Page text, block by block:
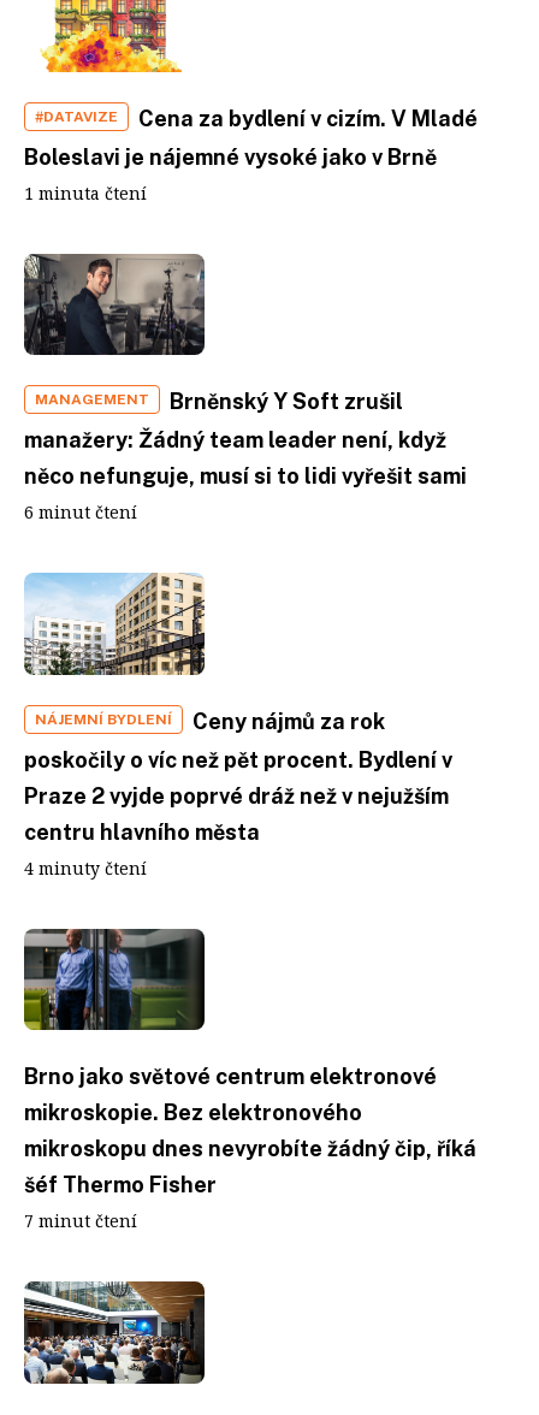
#DATAVIZE
Cena za bydlení v cizím. V Mladé
Boleslavi je nájemné vysoké jako v Brně
1 minuta čtení
MANAGEMENT
Brněnský Y Soft zrušil
manažery: Žádný team leader není, když
něco nefunguje, musí si to lidi vyřešit sami
6 minut čtení
NÁJEMNÍ BYDLENÍ
Ceny nájmů za rok
poskočily o víc než pět procent. Bydlení v
Praze 2 vyjde poprvé dráž než v nejužším
centru hlavního města
4 minuty čtení
Brno jako světové centrum elektronové
mikroskopie. Bez elektronového
mikroskopu dnes nevyrobíte žádný čip, říká
šéf Thermo Fisher
7 minut čtení